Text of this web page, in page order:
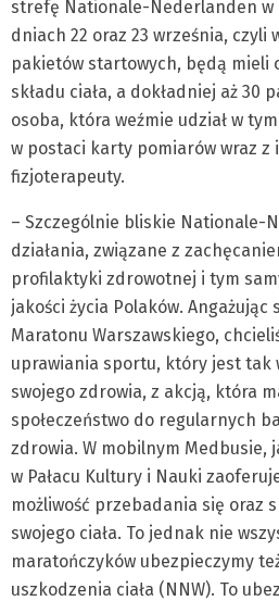
strefę Nationale-Nederlanden w
dniach 22 oraz 23 września, czyli
pakietów startowych, będą mieli
składu ciała, a dokładniej aż 30
osoba, która weźmie udział w
w postaci karty pomiarów wraz
fizjoterapeuty.
– Szczególnie bliskie Nationale-
działania, związane z
profilaktyki zdrowotnej i tym
jakości życia Polaków. Angażując
Maratonu Warszawskiego,
uprawiania sportu, który jest tak
swojego zdrowia, z akcją, która
społeczeństwo do regularnych
zdrowia. W mobilnym Medbusie,
w Pałacu Kultury i Nauki
możliwość przebadania się oraz
swojego ciała. To jednak nie
maratończyków ubezpieczymy
uszkodzenia ciała (NNW). To